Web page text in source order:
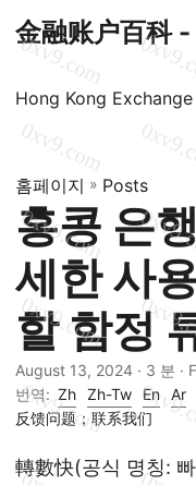
金融账户百科
Hong Kong
홈페이지 » Posts
홍콩 은
세한 사
할 함정
August 13, 2024 · 3 분 ·
번역: Zh Zh-Tw En Ar
反馈问题；联系我们
轉數快(공식 명칭: